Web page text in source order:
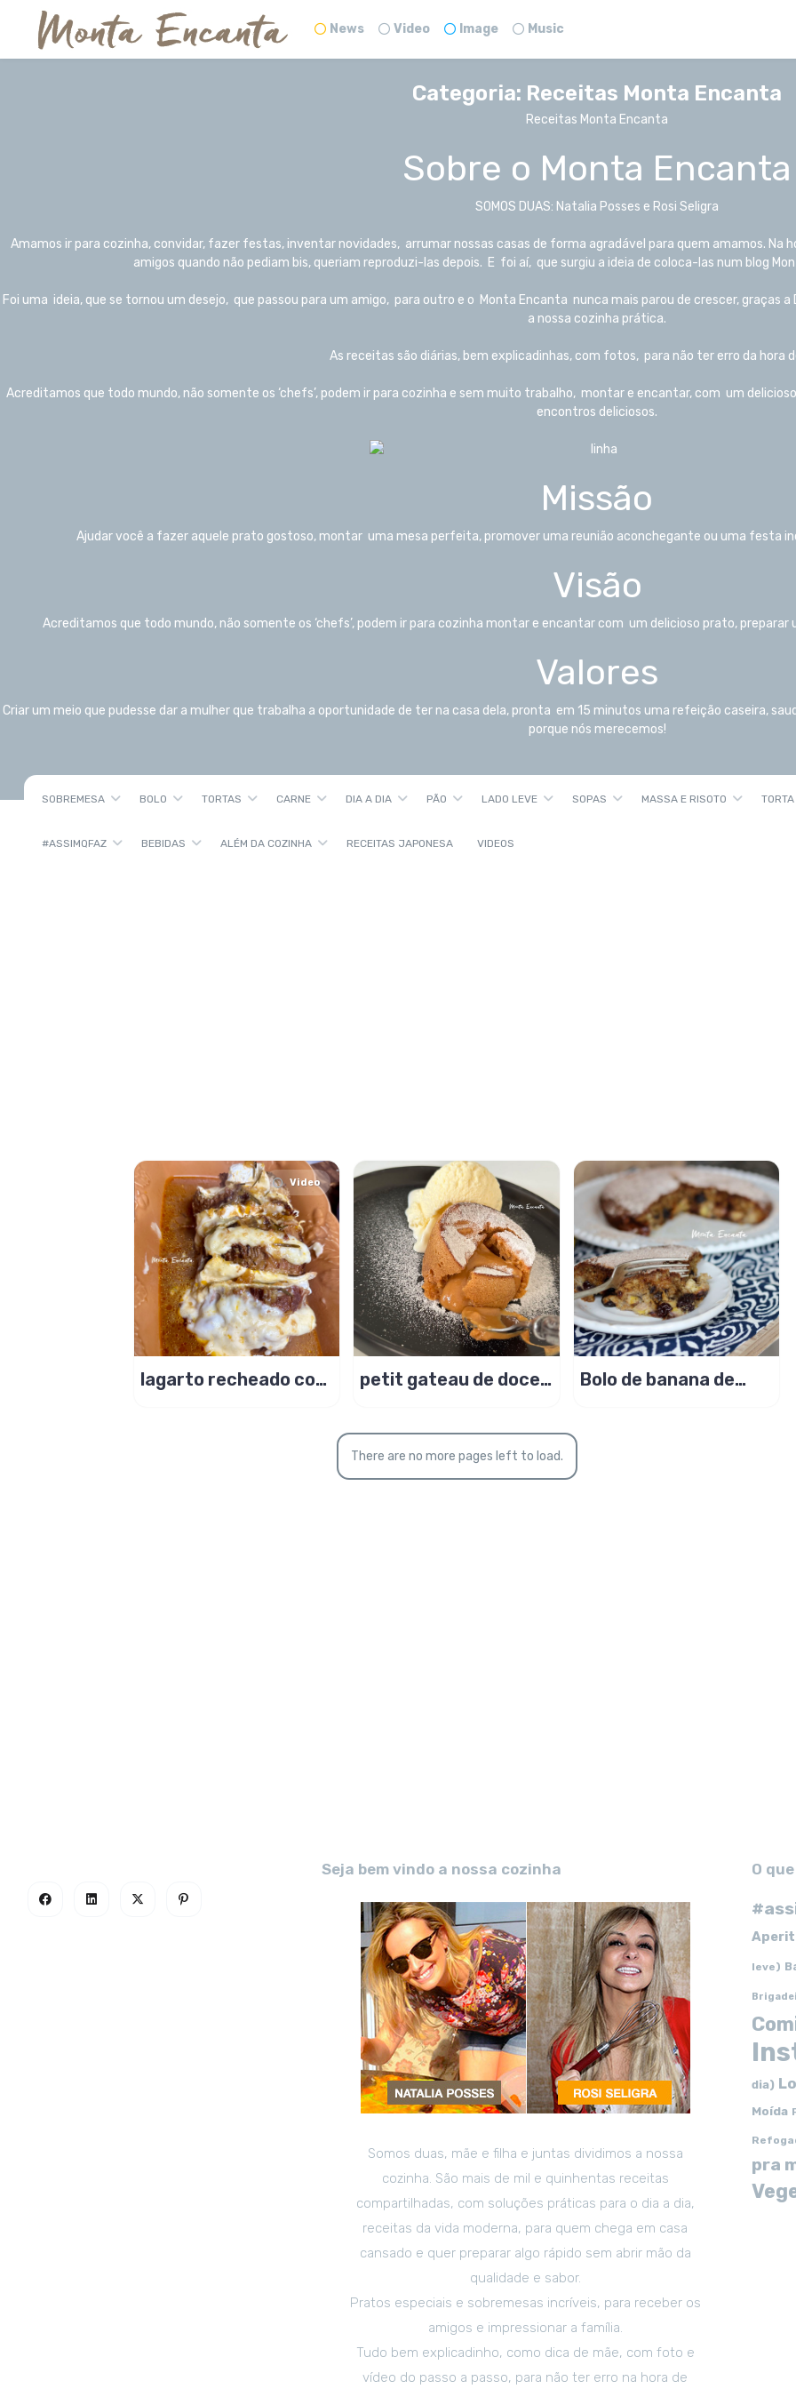
News Video Image Music
Categoria: Receitas Monta Encanta
Receitas Monta Encanta
Sobre o Monta Encanta
SOMOS DUAS: Natalia Posses e Rosi Seligra
Amamos ir para cozinha, convidar, fazer festas, inventar novidades, arrumar nossas casas de forma agradável para quem amamos. Na
amigos quando não pediam bis, queriam reproduzi-las depois. E foi aí, que surgiu a ideia de coloca-las num blog
Foi uma ideia, que se tornou um desejo, que passou para um amigo, para outro e o Monta Encanta nunca mais parou de crescer, graças
a nossa cozinha prática.
As receitas são diárias, bem explicadinhas, com fotos, para não ter erro da hora
Acreditamos que todo mundo, não somente os ‘chefs’, podem ir para cozinha e sem muito trabalho, montar e encantar, com um
encontros deliciosos.
Missão
Ajudar você a fazer aquele prato gostoso, montar uma mesa perfeita, promover uma reunião aconchegante ou uma festa
Visão
Acreditamos que todo mundo, não somente os ‘chefs’, podem ir para cozinha montar e encantar com um delicioso prato,
Valores
Criar um meio que pudesse dar a mulher que trabalha a oportunidade de ter na casa dela, pronta em 15 minutos uma refeição caseira,
porque nós merecemos!
SOBREMESA BOLO TORTAS CARNE DIA A DIA PÃO LADO LEVE SOPAS MASSA E RISOTO
#ASSIMQFAZ BEBIDAS ALÉM DA COZINHA RECEITAS JAPONESA VIDEOS
Video
lagarto recheado com
petit gateau de doce
Bolo de banana de
There are no more pages left to load.
Seja bem vindo a nossa cozinha
Somos duas, mãe e filha e juntas dividimos a nossa
cozinha. São mais de mil e quinhentas receitas
compartilhadas, com soluções práticas para o dia a dia,
receitas da vida moderna, para quem chega em casa
cansado e quer preparar algo rápido sem abrir mão da
qualidade e sabor.
Pratos especiais e sobremesas incríveis, para receber os
amigos e impressionar a família.
Tudo bem explicadinho, como dica de mãe, com foto e
vídeo do passo a passo, para não ter erro na hora de
O
leve)
dia)
Moída
pra